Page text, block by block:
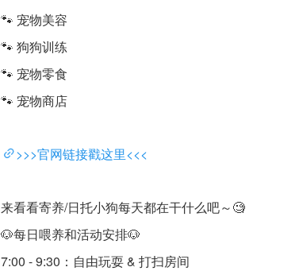
🐾 宠物美容
🐾 狗狗训练
🐾 宠物零食
🐾 宠物商店
>>>官网链接戳这里<<<
来看看寄养/日托小狗每天都在干什么吧～🧐
🐶每日喂养和活动安排🐶
7:00 - 9:30：自由玩耍 & 打扫房间